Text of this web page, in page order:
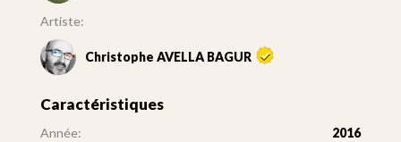
Artiste:
Christophe AVELLA BAGUR
Caractéristiques
Année: 2016